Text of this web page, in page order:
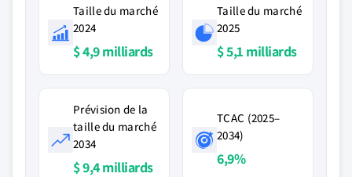
Taille du marché
2024
$ 4,9 milliards
Taille du marché
2025
$ 5,1 milliards
Prévision de la
taille du marché
2034
$ 9,4 milliards
TCAC (2025–
2034)
6,9%